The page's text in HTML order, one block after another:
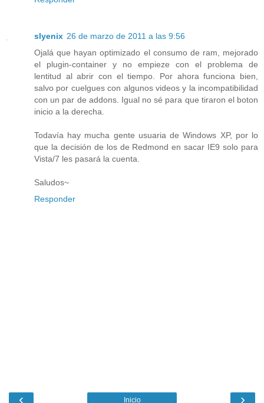
slyenix 26 de marzo de 2011 a las 9:56
Ojalá que hayan optimizado el consumo de ram, mejorado
el plugin-container y no empieze con el problema de
lentitud al abrir con el tiempo. Por ahora funciona bien,
salvo por cuelgues con algunos videos y la incompatibilidad
con un par de addons. Igual no sé para que tiraron el boton
inicio a la derecha.
Todavía hay mucha gente usuaria de Windows XP, por lo
que la decisión de los de Redmond en sacar IE9 solo para
Vista/7 les pasará la cuenta.
Saludos~
Responder
‹ ›
Inicio